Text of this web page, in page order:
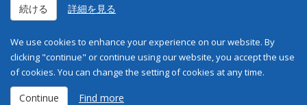
続ける 詳細を見る
We use cookies to enhance your experience on our website. By
clicking "continue" or continue using our website, you accept the use
of cookies. You can change the setting of cookies at any time.
Continue Find more